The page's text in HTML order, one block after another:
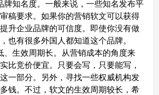
知名度。一般来说，一些知名发布平
稿要求。如果你的营销软文可以获得
升企业品牌的可信度。即使你没有做
也有很多外国人都知道这个品牌。
生效周期长。从营销成本的角度来
比竞价便宜。只要会写，只要能写，
一部分。另外，寻找一些权威机构发
钱。不过，软文的生效周期较长，希